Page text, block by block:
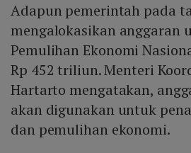
Adapun pemerintah pada
mengalokasikan anggaran
Pemulihan Ekonomi
Rp 452 triliun. Menteri
Hartarto mengatakan,
akan digunakan untuk
dan pemulihan ekonomi.